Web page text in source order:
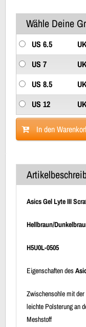
Wähle Deine
US 6.5
US 7
US 8.5
US 12
In den
Asics Gel Lyte III
Hellbraun/
H5U0L-0505
Eigenschaften des
Zwischensohle mit
leichte Polsterung an
Meshstoff